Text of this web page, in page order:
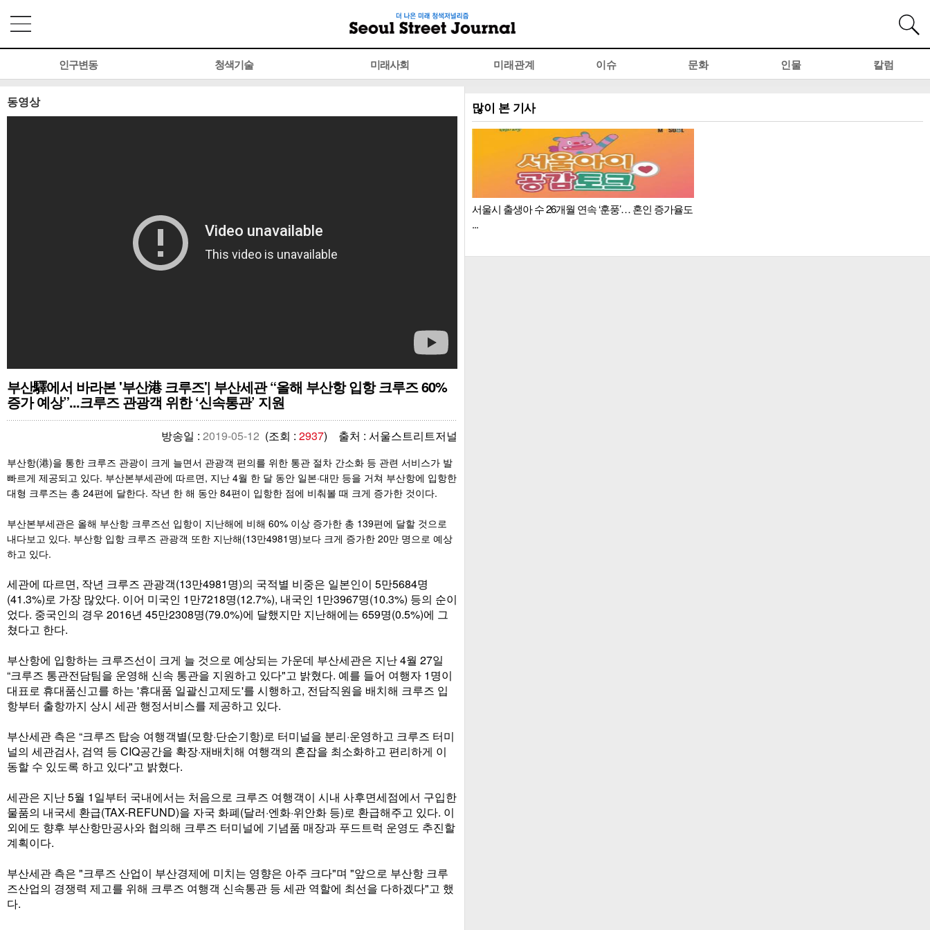
인구변동 청색기술 미래사회 미래관계 이슈 문화 인물 칼럼
동영상
부산驛에서 바라본 '부산港 크루즈'| 부산세관 “올해 부산항 입항 크루즈 60%
증가 예상”...크루즈 관광객 위한 ‘신속통관’ 지원
방송일 : 2019-05-12 (조회 : 2937) 출처 : 서울스트리트저널
부산항(港)을 통한 크루즈 관광이 크게 늘면서 관광객 편의를 위한 통관 절차 간소화 등 관련 서비스가 발
빠르게 제공되고 있다. 부산본부세관에 따르면, 지난 4월 한 달 동안 일본·대만 등을 거쳐 부산항에 입항한
대형 크루즈는 총 24편에 달한다. 작년 한 해 동안 84편이 입항한 점에 비춰볼 때 크게 증가한 것이다.
부산본부세관은 올해 부산항 크루즈선 입항이 지난해에 비해 60% 이상 증가한 총 139편에 달할 것으로
내다보고 있다. 부산항 입항 크루즈 관광객 또한 지난해(13만4981명)보다 크게 증가한 20만 명으로 예상
하고 있다.
세관에 따르면, 작년 크루즈 관광객(13만4981명)의 국적별 비중은 일본인이 5만5684명
(41.3%)로 가장 많았다. 이어 미국인 1만7218명(12.7%), 내국인 1만3967명(10.3%) 등의 순이
었다. 중국인의 경우 2016년 45만2308명(79.0%)에 달했지만 지난해에는 659명(0.5%)에 그
쳤다고 한다.
부산항에 입항하는 크루즈선이 크게 늘 것으로 예상되는 가운데 부산세관은 지난 4월 27일
“크루즈 통관전담팀을 운영해 신속 통관을 지원하고 있다"고 밝혔다. 예를 들어 여행자 1명이
대표로 휴대품신고를 하는 '휴대품 일괄신고제도'를 시행하고, 전담직원을 배치해 크루즈 입
항부터 출항까지 상시 세관 행정서비스를 제공하고 있다.
부산세관 측은 “크루즈 탑승 여행객별(모항·단순기항)로 터미널을 분리·운영하고 크루즈 터미
널의 세관검사, 검역 등 CIQ공간을 확장·재배치해 여행객의 혼잡을 최소화하고 편리하게 이
동할 수 있도록 하고 있다"고 밝혔다.
세관은 지난 5월 1일부터 국내에서는 처음으로 크루즈 여행객이 시내 사후면세점에서 구입한
물품의 내국세 환급(TAX-REFUND)을 자국 화폐(달러·엔화·위안화 등)로 환급해주고 있다. 이
외에도 향후 부산항만공사와 협의해 크루즈 터미널에 기념품 매장과 푸드트럭 운영도 추진할
계획이다.
부산세관 측은 "크루즈 산업이 부산경제에 미치는 영향은 아주 크다"며 "앞으로 부산항 크루
즈산업의 경쟁력 제고를 위해 크루즈 여행객 신속통관 등 세관 역할에 최선을 다하겠다"고 했
다.
많이 본 기사
서울시 출생아 수 26개월 연속 ‘훈풍’… 혼인 증가율도
...